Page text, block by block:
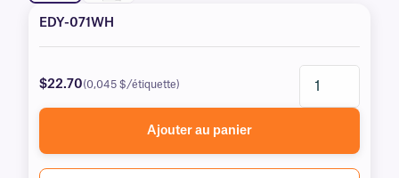
EDY-071WH
$22.70(0,045 $/étiquette)
Ajouter au panier